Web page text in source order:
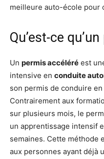
meilleure auto-école pour
Qu’est-ce
Un permis accéléré est
intensive en conduite
son permis de conduire
Contrairement aux
sur plusieurs mois, le
un apprentissage intensif
semaines. Cette méthode
aux personnes ayant déjà